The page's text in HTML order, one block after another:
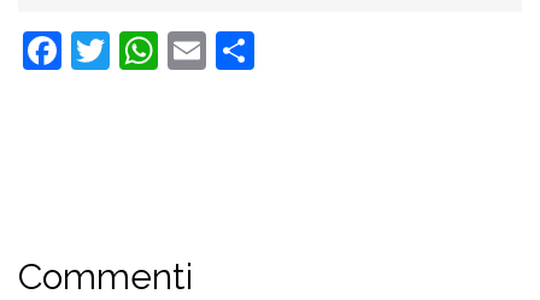
Facebook
Twitter
WhatsApp
Email
Commenti